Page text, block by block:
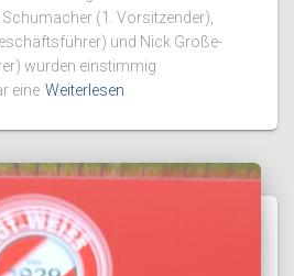
(1. Vorsitzender),
und Nick Große-
wurden einstimmig
eine Weiterlesen